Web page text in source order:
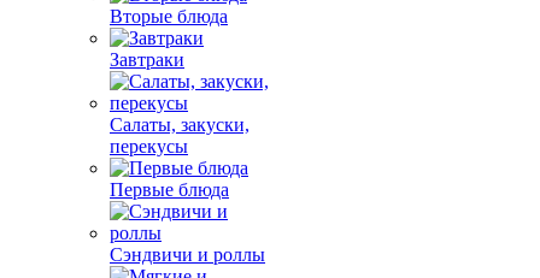
Вторые блюда
Завтраки
Салаты, закуски,
перекусы
Первые блюда
Сэндвичи и роллы